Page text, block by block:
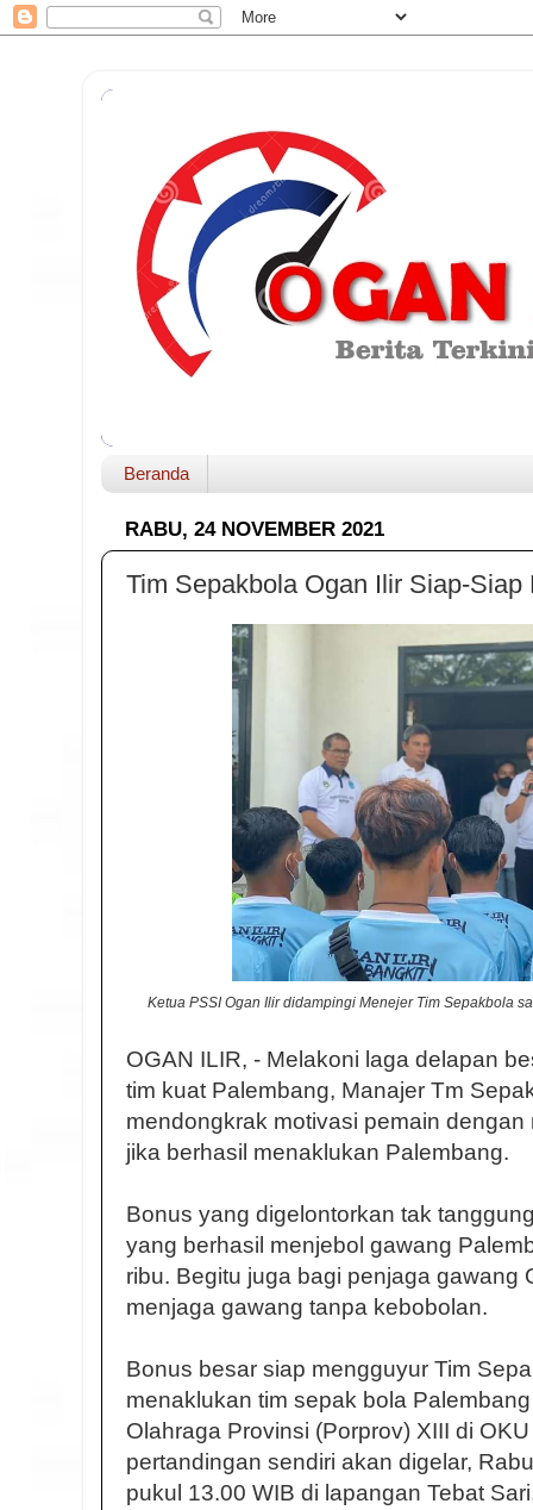
Beranda
RABU, 24 NOVEMBER 2021
Tim Sepakbola Ogan Ilir Siap-Siap
Ketua PSSI Ogan Ilir didampingi Menejer Tim Sepakbola
OGAN ILIR, - Melakoni laga delapan
tim kuat Palembang, Manajer Tm
mendongkrak motivasi pemain
jika berhasil menaklukan Palembang.
Bonus yang digelontorkan tak
yang berhasil menjebol gawang
ribu. Begitu juga bagi penjaga gawang
menjaga gawang tanpa kebobolan.
Bonus besar siap mengguyur Tim
menaklukan tim sepak bola
Olahraga Provinsi (Porprov) XIII di
pertandingan sendiri akan digelar,
pukul 13.00 WIB di lapangan Tebat